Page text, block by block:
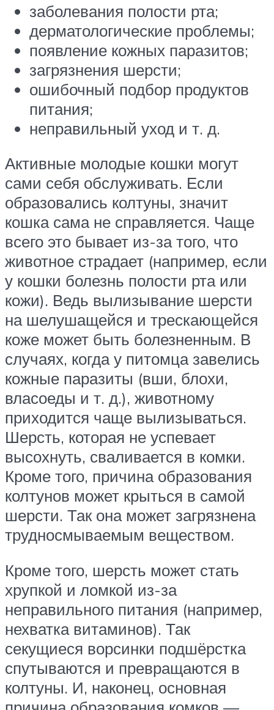
заболевания полости рта;
дерматологические проблемы;
появление кожных паразитов;
загрязнения шерсти;
ошибочный подбор продуктов
питания;
неправильный уход и т. д.
Активные молодые кошки могут
сами себя обслуживать. Если
образовались колтуны, значит
кошка сама не справляется. Чаще
всего это бывает из-за того, что
животное страдает (например, если
у кошки болезнь полости рта или
кожи). Ведь вылизывание шерсти
на шелушащейся и трескающейся
коже может быть болезненным. В
случаях, когда у питомца завелись
кожные паразиты (вши, блохи,
власоеды и т. д.), животному
приходится чаще вылизываться.
Шерсть, которая не успевает
высохнуть, сваливается в комки.
Кроме того, причина образования
колтунов может крыться в самой
шерсти. Так она может загрязнена
трудносмываемым веществом.
Кроме того, шерсть может стать
хрупкой и ломкой из-за
неправильного питания (например,
нехватка витаминов). Так
секущиеся ворсинки подшёрстка
спутываются и превращаются в
колтуны. И, наконец, основная